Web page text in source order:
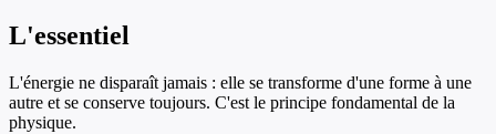
L'essentiel
L'énergie ne disparaît jamais : elle se transforme d'une forme à une
autre et se conserve toujours. C'est le principe fondamental de la
physique.